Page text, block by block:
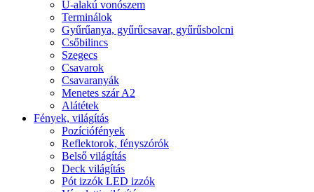
U-alakú vonószem
Terminálok
Gyűrűanya, gyűrűcsavar, gyűrűsbolcni
Csőbilincs
Szegecs
Csavarok
Csavaranyák
Menetes szár A2
Alátétek
Fények, világítás
Pozíciófények
Reflektorok, fényszórók
Belső világítás
Deck világítás
Pót izzók LED izzók